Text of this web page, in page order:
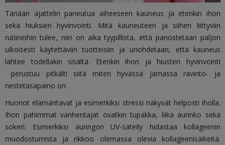
Tänään ajattelin paneutua aiheeseen kauneus ja etenkin ihon
sekä hiuksien hyvinvointi. Mitä kauneuteen ja siihen liittyviin
rutiineihin tulee, niin on aika tyypillistä, että panostetaan paljon
ulkoisesti käytettäviin tuotteisiin ja unohdetaan, että kauneus
lähtee todellakin sisältä. Etenkin ihon ja hiusten hyvinvointi
perustuu pitkälti siitä miten hyvässä jamassa ravinto- ja
nestetasapaino on.
Huonot elämäntavat ja esimerkiksi stressi näkyvät helposti iholla.
Ihon pahimmat vanhentajat ovatkin tupakka, liika aurinko sekä
sokeri. Esimerkiksi auringon UV-säteily hidastaa kollageenin
muodostumista ja rikkoo olemassa olevia kollageenisäikeitä.